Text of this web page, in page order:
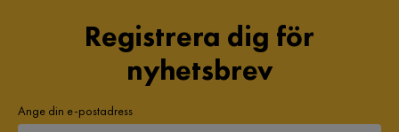
Registrera dig för
nyhetsbrev
Ange din e-postadress